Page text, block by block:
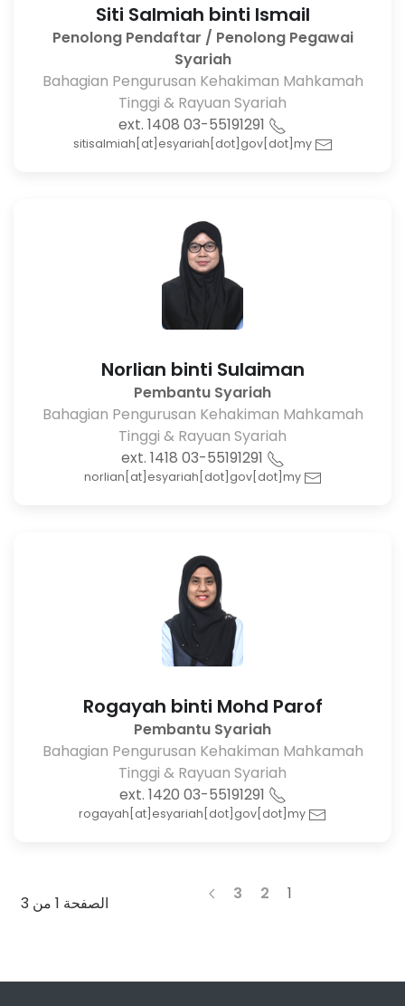
Siti Salmiah binti Ismail
Penolong Pendaftar / Penolong Pegawai
Syariah
Bahagian Pengurusan Kehakiman Mahkamah
Tinggi & Rayuan Syariah
sitisalmiah[at]esyariah[dot]gov[dot]my
Norlian binti Sulaiman
Pembantu Syariah
Bahagian Pengurusan Kehakiman Mahkamah
Tinggi & Rayuan Syariah
norlian[at]esyariah[dot]gov[dot]my
Rogayah binti Mohd Parof
Pembantu Syariah
Bahagian Pengurusan Kehakiman Mahkamah
Tinggi & Rayuan Syariah
الصفحة 1 من 3 1
2
3